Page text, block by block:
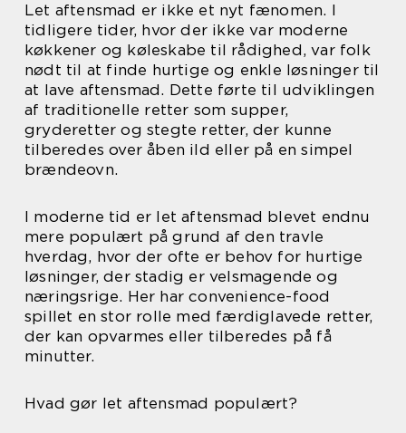
Let aftensmad er ikke et nyt fænomen. I
tidligere tider, hvor der ikke var moderne
køkkener og køleskabe til rådighed, var folk
nødt til at finde hurtige og enkle løsninger til
at lave aftensmad. Dette førte til udviklingen
af traditionelle retter som supper,
gryderetter og stegte retter, der kunne
tilberedes over åben ild eller på en simpel
brændeovn.
I moderne tid er let aftensmad blevet endnu
mere populært på grund af den travle
hverdag, hvor der ofte er behov for hurtige
løsninger, der stadig er velsmagende og
næringsrige. Her har convenience-food
spillet en stor rolle med færdiglavede retter,
der kan opvarmes eller tilberedes på få
minutter.
Hvad gør let aftensmad populært?